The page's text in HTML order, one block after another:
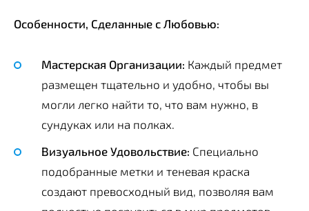
Особенности, Сделанные с Любовью:
Мастерская Организации: Каждый предмет
размещен тщательно и удобно, чтобы вы
могли легко найти то, что вам нужно, в
сундуках или на полках.
Визуальное Удовольствие: Специально
подобранные метки и теневая краска
создают превосходный вид, позволяя вам